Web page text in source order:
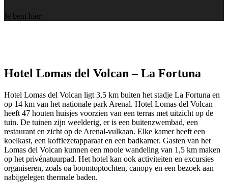
Je bent hier:
Hotel Lomas del Volcan – La Fortuna
Hotel Lomas del Volcan ligt 3,5 km buiten het stadje La Fortuna en
op 14 km van het nationale park Arenal. Hotel Lomas del Volcan
heeft 47 houten huisjes voorzien van een terras met uitzicht op de
tuin. De tuinen zijn weelderig, er is een buitenzwembad, een
restaurant en zicht op de Arenal-vulkaan. Elke kamer heeft een
koelkast, een koffiezetapparaat en een badkamer. Gasten van het
Lomas del Volcan kunnen een mooie wandeling van 1,5 km maken
op het privénatuurpad. Het hotel kan ook activiteiten en excursies
organiseren, zoals oa boomtoptochten, canopy en een bezoek aan
nabijgelegen thermale baden.